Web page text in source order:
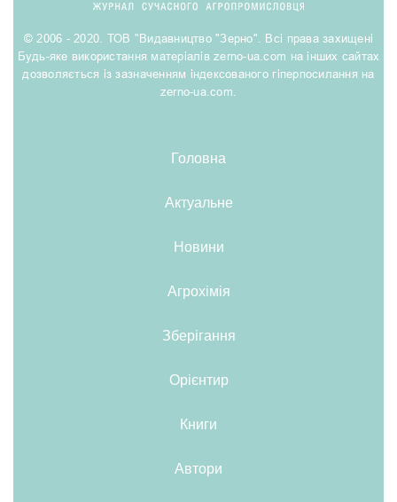
© 2006 - 2020. ТОВ "Видавництво "Зерно". Всі права захищені
Будь-яке використання матеріалів zerno-ua.com на інших сайтах
дозволяється із зазначенням індексованого гіперпосилання на
zerno-ua.com.
Головна
Актуальне
Новини
Агрохімія
Зберігання
Орієнтир
Книги
Автори